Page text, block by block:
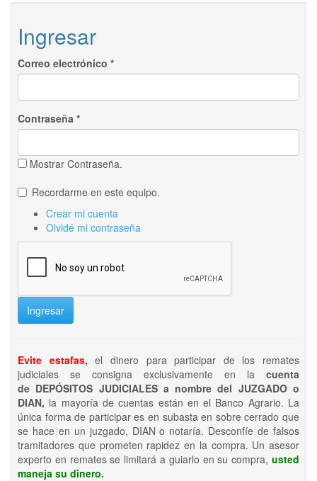
Ingresar
Correo electrónico *
Contraseña *
Mostrar Contraseña.
Recordarme en este equipo.
Crear mi cuenta
Olvidé mi contraseña
Ingresar
Evite estafas, el dinero para participar de los remates
judiciales se consigna exclusivamente en la cuenta
de DEPÓSITOS JUDICIALES a nombre del JUZGADO o
DIAN, la mayoría de cuentas están en el Banco Agrario. La
única forma de participar es en subasta en sobre cerrado que
se hace en un juzgado, DIAN o notaría. Desconfíe de falsos
tramitadores que prometen rapidez en la compra. Un asesor
experto en remates se limitará a guiarlo en su compra, usted
maneja su dinero.